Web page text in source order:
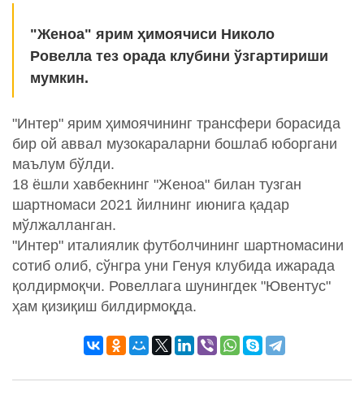
"Женоа" ярим ҳимоячиси Николо
Ровелла тез орада клубини ўзгартириши
мумкин.
"Интер" ярим ҳимоячининг трансфери борасида
бир ой аввал музокараларни бошлаб юборгани
маълум бўлди.
18 ёшли хавбекнинг "Женоа" билан тузган
шартномаси 2021 йилнинг июнига қадар
мўлжалланган.
"Интер" италиялик футболчининг шартномасини
сотиб олиб, сўнгра уни Генуя клубида ижарада
қолдирмоқчи. Ровеллага шунингдек "Ювентус"
ҳам қизиқиш билдирмоқда.